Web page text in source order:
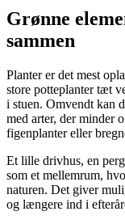
Grønne
sammen
Planter er det mest
store potteplanter tæt
i stuen. Omvendt kan
med arter, der minder
figenplanter eller
Et lille drivhus, en
som et mellemrum,
naturen. Det giver
og længere ind i